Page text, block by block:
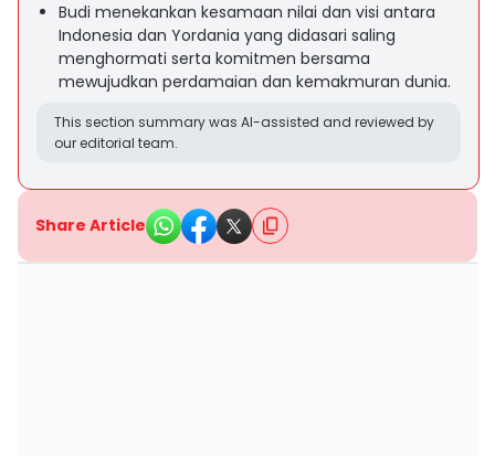
Budi menekankan kesamaan nilai dan visi antara
Indonesia dan Yordania yang didasari saling
menghormati serta komitmen bersama
mewujudkan perdamaian dan kemakmuran dunia.
This section summary was AI-assisted and reviewed by
our editorial team.
Share Article